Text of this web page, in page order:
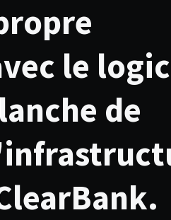
le
de